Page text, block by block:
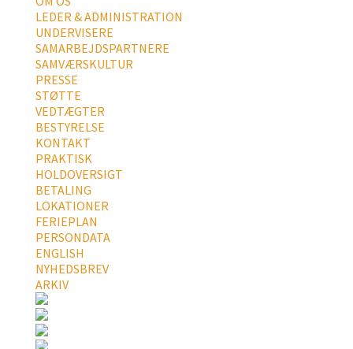
LEDER & ADMINISTRATION
UNDERVISERE
SAMARBEJDSPARTNERE
SAMVÆRSKULTUR
PRESSE
STØTTE
VEDTÆGTER
BESTYRELSE
KONTAKT
PRAKTISK
HOLDOVERSIGT
BETALING
LOKATIONER
FERIEPLAN
PERSONDATA
ENGLISH
NYHEDSBREV
ARKIV